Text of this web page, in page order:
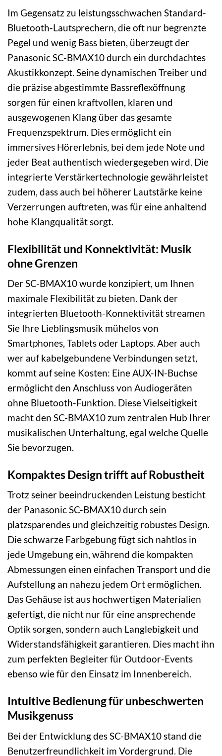
Im Gegensatz zu leistungsschwachen Standard-
Bluetooth-Lautsprechern, die oft nur begrenzte
Pegel und wenig Bass bieten, überzeugt der
Panasonic SC-BMAX10 durch ein durchdachtes
Akustikkonzept. Seine dynamischen Treiber und
die präzise abgestimmte Bassreflexöffnung
sorgen für einen kraftvollen, klaren und
ausgewogenen Klang über das gesamte
Frequenzspektrum. Dies ermöglicht ein
immersives Hörerlebnis, bei dem jede Note und
jeder Beat authentisch wiedergegeben wird. Die
integrierte Verstärkertechnologie gewährleistet
zudem, dass auch bei höherer Lautstärke keine
Verzerrungen auftreten, was für eine anhaltend
hohe Klangqualität sorgt.
Flexibilität und Konnektivität: Musik
ohne Grenzen
Der SC-BMAX10 wurde konzipiert, um Ihnen
maximale Flexibilität zu bieten. Dank der
integrierten Bluetooth-Konnektivität streamen
Sie Ihre Lieblingsmusik mühelos von
Smartphones, Tablets oder Laptops. Aber auch
wer auf kabelgebundene Verbindungen setzt,
kommt auf seine Kosten: Eine AUX-IN-Buchse
ermöglicht den Anschluss von Audiogeräten
ohne Bluetooth-Funktion. Diese Vielseitigkeit
macht den SC-BMAX10 zum zentralen Hub Ihrer
musikalischen Unterhaltung, egal welche Quelle
Sie bevorzugen.
Kompaktes Design trifft auf Robustheit
Trotz seiner beeindruckenden Leistung besticht
der Panasonic SC-BMAX10 durch sein
platzsparendes und gleichzeitig robustes Design.
Die schwarze Farbgebung fügt sich nahtlos in
jede Umgebung ein, während die kompakten
Abmessungen einen einfachen Transport und die
Aufstellung an nahezu jedem Ort ermöglichen.
Das Gehäuse ist aus hochwertigen Materialien
gefertigt, die nicht nur für eine ansprechende
Optik sorgen, sondern auch Langlebigkeit und
Widerstandsfähigkeit garantieren. Dies macht ihn
zum perfekten Begleiter für Outdoor-Events
ebenso wie für den Einsatz im Innenbereich.
Intuitive Bedienung für unbeschwerten
Musikgenuss
Bei der Entwicklung des SC-BMAX10 stand die
Benutzerfreundlichkeit im Vordergrund. Die